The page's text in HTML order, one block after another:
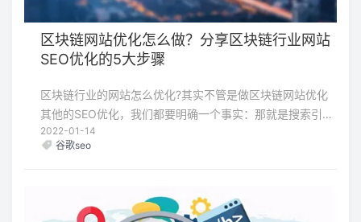
区块链网站优化怎么做？分享区块链行业网站
SEO优化的5大步骤
区块链行业的网站怎么优化?其实不管是做区块链网站优化
其他的SEO优化，我们都要明确一个事实：那就是搜索引擎
会一直的调整，而调整的目的就是为了更好的满足用户体
验。所以今天就单独针对区块链网站优化，给各位分享区块
2022-01-14
谷歌seo